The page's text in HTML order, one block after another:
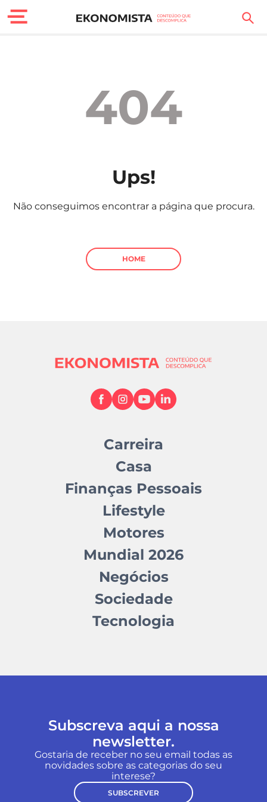
Carreira
Sociedade
Negócios
404
Ups!
Não conseguimos encontrar a página que procura.
HOME
Carreira
Casa
Finanças Pessoais
Lifestyle
Motores
Mundial 2026
Negócios
Sociedade
Tecnologia
Subscreva aqui a nossa
newsletter.
Gostaria de receber no seu email todas as
novidades sobre as categorias do seu
interese?
SUBSCREVER